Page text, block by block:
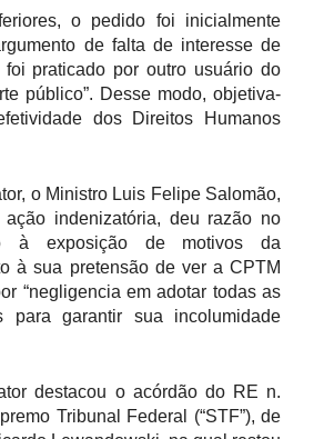
o pedido foi inicialmente
de falta de interesse de
praticado por outro usuário do
público”. Desse modo, objetiva-
dos Direitos Humanos
o Ministro Luis Felipe Salomão,
indenizatória, deu razão no
à exposição de motivos da
à sua pretensão de ver a CPTM
“negligencia em adotar todas as
para garantir sua incolumidade
destacou o acórdão do RE n.
Tribunal Federal (“STF”), de